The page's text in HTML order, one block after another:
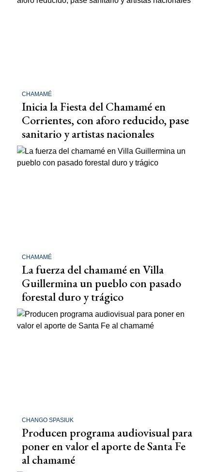
CHAMAMÉ
Inicia la Fiesta del Chamamé en
Corrientes, con aforo reducido, pase
sanitario y artistas nacionales
CHAMAMÉ
La fuerza del chamamé en Villa
Guillermina un pueblo con pasado
forestal duro y trágico
CHANGO SPASIUK
Producen programa audiovisual para
poner en valor el aporte de Santa Fe
al chamamé